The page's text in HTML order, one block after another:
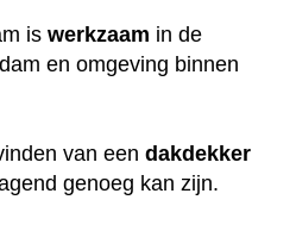
is werkzaam in de
en omgeving binnen
van een dakdekker
genoeg kan zijn.